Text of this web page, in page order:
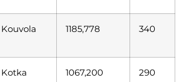
Kouvola 1185,778 340
Kotka 1067,200 290